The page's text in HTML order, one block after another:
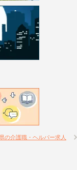
の介護職・ヘルパー求人